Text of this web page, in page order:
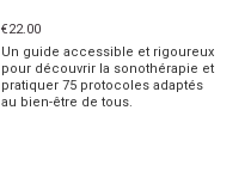
€22.00
Un guide accessible et rigoureux
pour découvrir la sonothérapie et
pratiquer 75 protocoles adaptés
au bien-être de tous.